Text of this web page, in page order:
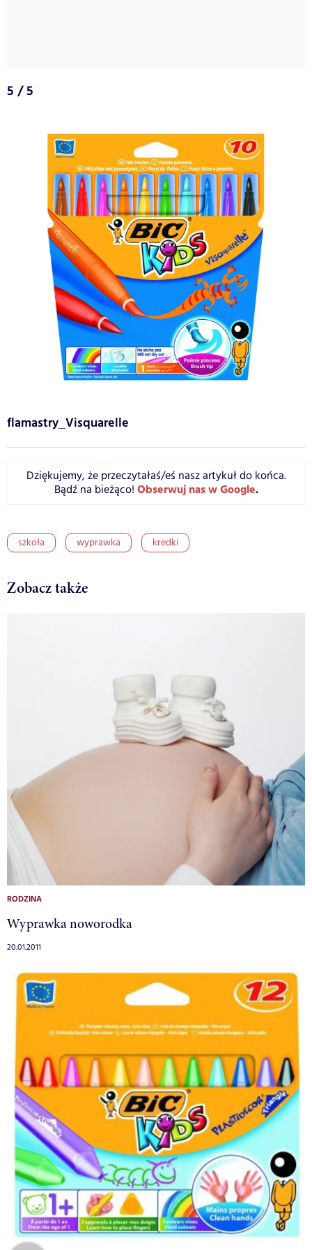
5 / 5
flamastry_Visquarelle
Dziękujemy, że przeczytałaś/eś nasz artykuł do końca.
Bądź na bieżąco! Obserwuj nas w Google.
szkoła wyprawka kredki
Zobacz także
RODZINA
Wyprawka noworodka
20.01.2011